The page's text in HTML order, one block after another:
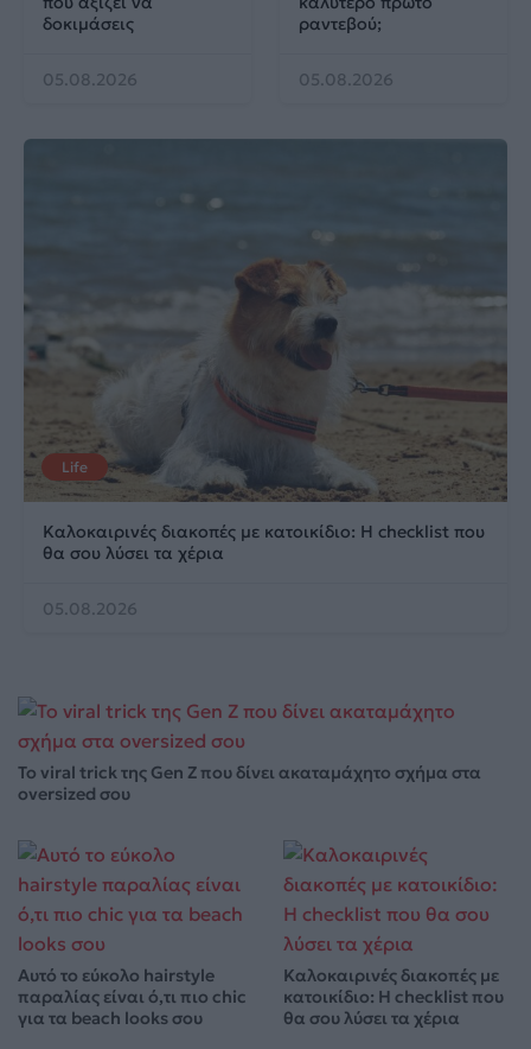
δοκιμάσεις
05.08.2026
ραντεβού;
05.08.2026
Life
Καλοκαιρινές διακοπές με κατοικίδιο: Η checklist που
θα σου λύσει τα χέρια
05.08.2026
Το viral trick της Gen Z που δίνει ακαταμάχητο σχήμα στα
oversized σου
Αυτό το εύκολο hairstyle
παραλίας είναι ό,τι πιο chic
για τα beach looks σου
Καλοκαιρινές διακοπές με
κατοικίδιο: Η checklist που
θα σου λύσει τα χέρια